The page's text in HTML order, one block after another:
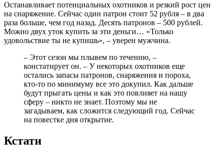
Останавливает потенциальных охотников и резкий рост цен
на снаряжение. Сейчас один патрон стоит 52 рубля – в два
раза больше, чем год назад. Десять патронов – 500 рублей.
Можно двух уток купить за эти деньги… «Только
удовольствие ты не купишь», – уверен мужчина.
– Этот сезон мы плывем по течению, –
констатирует он. – У некоторых охотников еще
остались запасы патронов, снаряжения и пороха,
кто-то по минимуму все это докупил. Как дальше
будут прыгать цены и как это повлияет на нашу
сферу – никто не знает. Поэтому мы не
загадываем, как сложится следующий год. Сейчас
на повестке дня открытие.
Кстати